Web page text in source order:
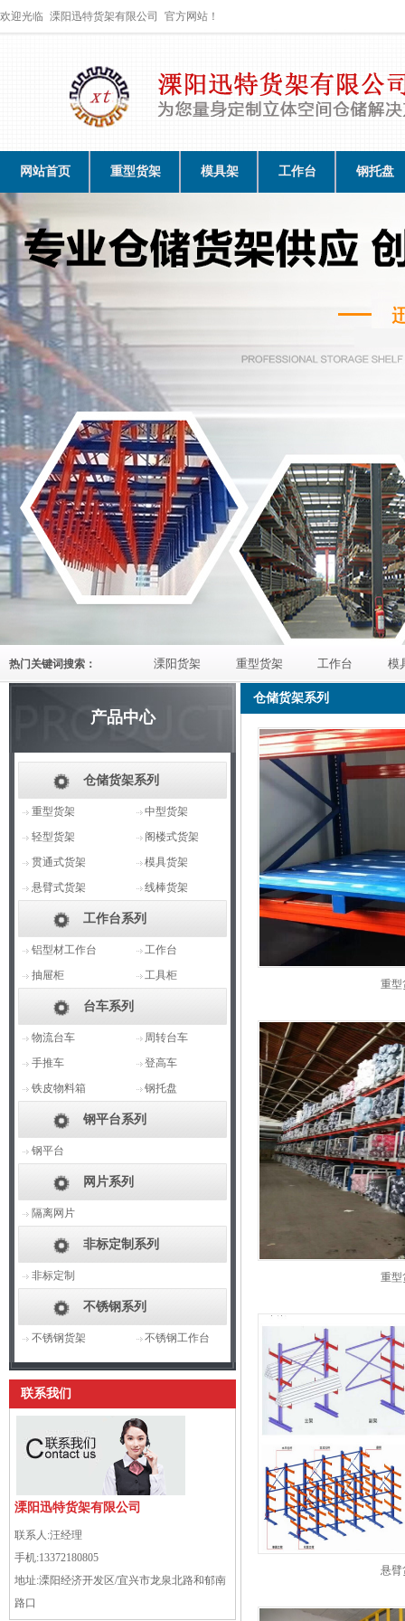
欢迎光临 溧阳迅特货架有限公司 官方网站！
网站首页 重型货架 模具架 工作台 钢托盘
热门关键词搜索： 溧阳货架 重型货架 工作台 模
仓储货架系列
重型
重型
悬臂
产品中心
仓储货架系列
重型货架
中型货架
轻型货架
阁楼式货架
贯通式货架
模具货架
悬臂式货架
线棒货架
工作台系列
铝型材工作台
工作台
抽屉柜
工具柜
台车系列
物流台车
周转台车
手推车
登高车
铁皮物料箱
钢托盘
钢平台系列
钢平台
网片系列
隔离网片
非标定制系列
非标定制
不锈钢系列
不锈钢货架 不锈钢工作台
联系我们
溧阳迅特货架有限公司
联系人:汪经理
手机:13372180805
地址:溧阳经济开发区/宜兴市龙泉北路和郁南
路口